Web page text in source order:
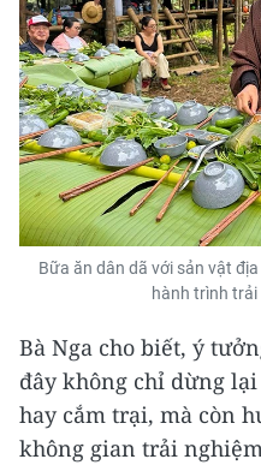
Bữa ăn dân dã với sản vật
hành trình trải
Bà Nga cho biết, ý
đây không chỉ dừng
hay cắm trại, mà còn
không gian trải